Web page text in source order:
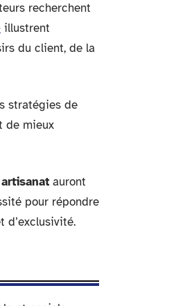
recherchent
illustrent
du client, de la
stratégies de
de mieux
artisanat auront
pour répondre
d’exclusivité.